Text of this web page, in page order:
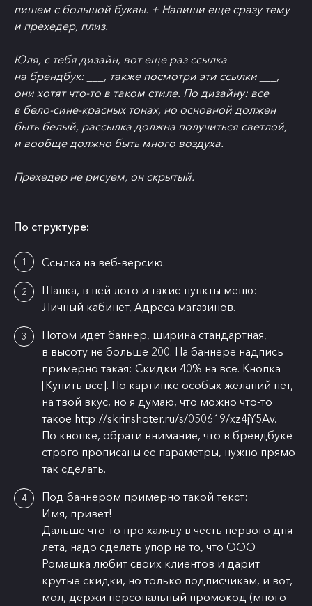
пишем с большой буквы. + Напиши еще сразу тему
и прехедер, плиз.
Юля, с тебя дизайн, вот еще раз ссылка
на брендбук: ___, также посмотри эти ссылки ___,
они хотят что-то в таком стиле. По дизайну: все
в бело-сине-красных тонах, но основной должен
быть белый, рассылка должна получиться светлой,
и вообще должно быть много воздуха.
Прехедер не рисуем, он скрытый.
По структуре:
Ссылка на веб-версию.
Шапка, в ней лого и такие пункты меню:
Личный кабинет, Адреса магазинов.
Потом идет баннер, ширина стандартная,
в высоту не больше 200. На баннере надпись
примерно такая: Скидки 40% на все. Кнопка
[Купить все]. По картинке особых желаний нет,
на твой вкус, но я думаю, что можно что-то
такое http://skrinshoter.ru/s/050619/xz4jY5Av.
По кнопке, обрати внимание, что в брендбуке
строго прописаны ее параметры, нужно прямо
так сделать.
Под баннером примерно такой текст:
Имя, привет!
Дальше что-то про халяву в честь первого дня
лета, надо сделать упор на то, что ООО
Ромашка любит своих клиентов и дарит
крутые скидки, но только подписчикам, и вот,
мол, держи персональный промокод (много